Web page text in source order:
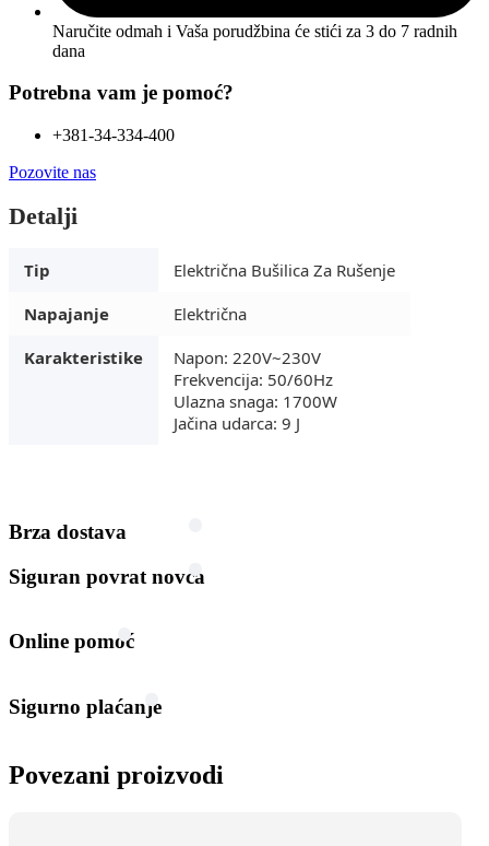
Naručite odmah i Vaša porudžbina će stići za 3 do 7 radnih
dana
Potrebna vam je pomoć?
+381-34-334-400
Pozovite nas
Detalji
Tip
Električna Bušilica Za Rušenje
Napajanje
Električna
Karakteristike
Napon: 220V~230V
Frekvencija: 50/60Hz
Ulazna snaga: 1700W
Jačina udarca: 9 J
Brza dostava
Siguran povrat novca
Online pomoć
Sigurno plaćanje
Povezani proizvodi